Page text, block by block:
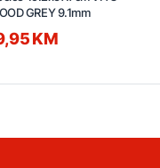
GREY 9.1mm
KM